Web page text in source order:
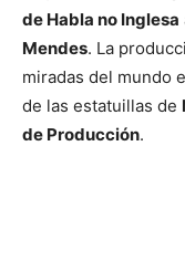
de Habla no Inglesa
Mendes. La
miradas del mundo
de las estatuillas de
de Producción.